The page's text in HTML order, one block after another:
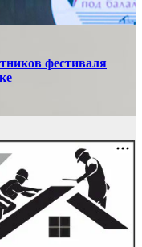
фестиваля